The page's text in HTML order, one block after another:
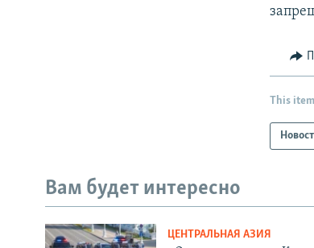
This
Вам будет интересно
ЦЕНТРАЛЬНАЯ АЗИЯ